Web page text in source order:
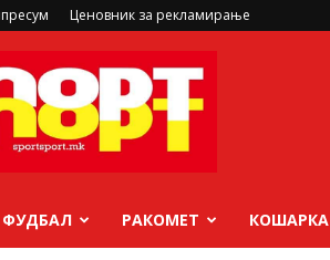
Ценовник за рекламирање
ФУДБАЛ РАКОМЕТ КОШАРКА